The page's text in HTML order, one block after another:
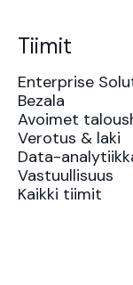
Tiimit
Enterprise
Bezala
Avoimet
Verotus & laki
Data-
Vastuullisuus
Kaikki tiimit